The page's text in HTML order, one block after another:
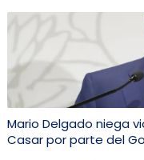
Mario Delgado niega
Casar por parte del